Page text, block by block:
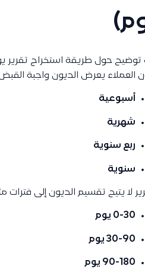
توضيح حول طريقة استخراج تقرير
العملاء يعرض الديون واجبة
أسبوعية
شهرية
ربع سنوية
سنوية
لا يتيح تقسيم الديون إلى فترات
0-30 يوم
30-90 يوم
90-180 يوم